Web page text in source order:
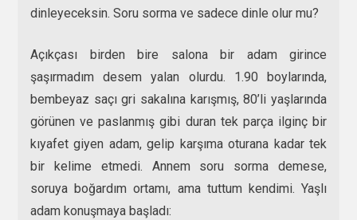
dinleyeceksin. Soru sorma ve sadece dinle olur mu?
Açıkçası birden bire salona bir adam girince
şaşırmadım desem yalan olurdu. 1.90 boylarında,
bembeyaz saçı gri sakalına karışmış, 80’li yaşlarında
görünen ve paslanmış gibi duran tek parça ilginç bir
kıyafet giyen adam, gelip karşıma oturana kadar tek
bir kelime etmedi. Annem soru sorma demese,
soruya boğardım ortamı, ama tuttum kendimi. Yaşlı
adam konuşmaya başladı: